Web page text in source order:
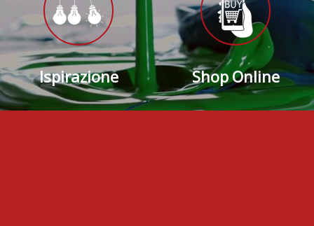
Ispirazione Shop Online